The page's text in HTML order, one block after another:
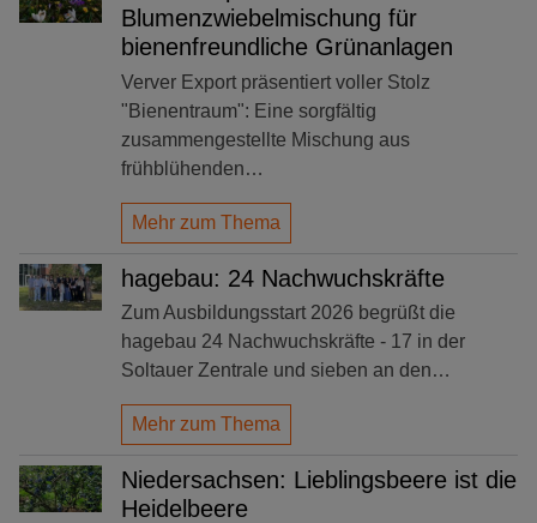
Blumenzwiebelmischung für
bienenfreundliche Grünanlagen
Verver Export präsentiert voller Stolz
"Bienentraum": Eine sorgfältig
zusammengestellte Mischung aus
frühblühenden…
Mehr zum Thema
hagebau: 24 Nachwuchskräfte
Zum Ausbildungsstart 2026 begrüßt die
hagebau 24 Nachwuchskräfte - 17 in der
Soltauer Zentrale und sieben an den…
Mehr zum Thema
Niedersachsen: Lieblingsbeere ist die
Heidelbeere